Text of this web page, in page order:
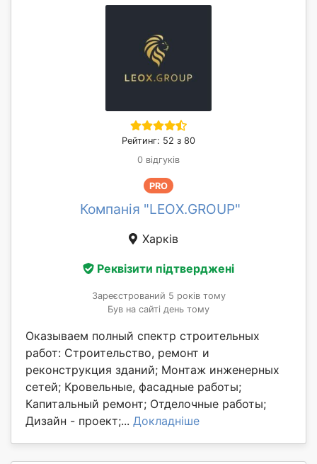
Рейтинг: 52 з 80
0 відгуків
PRO
Компанія "LEOX.GROUP"
Харків
Реквізити підтверджені
Зареєстрований 5 років тому
Був на сайті день тому
Оказываем полный спектр строительных
работ: Строительство, ремонт и
реконструкция зданий; Монтаж инженерных
сетей; Кровельные, фасадные работы;
Капитальный ремонт; Отделочные работы;
Дизайн - проект;... Докладніше